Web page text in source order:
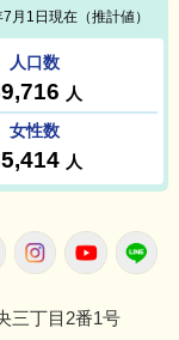
FacebookInstagram
三丁目2番1号